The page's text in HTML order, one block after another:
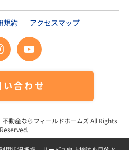
規約 アクセスマップ
い合わせ
動産ならフィールドホームズAll Rights
Reserved.